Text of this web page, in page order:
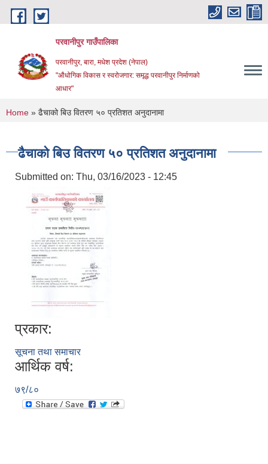
Skip to main content
परवानीपुर गाउँपालिका
परवानीपुर, बारा, मधेश प्रदेश (नेपाल)
"औधोगिक विकास र स्वरोजगार: समृद्ध परवानीपुर निर्माणको
आधार"
You are here
Home » ढैचाको बिउ वितरण ५० प्रतिशत अनुदानामा
ढैचाको बिउ वितरण ५० प्रतिशत अनुदानामा
Submitted on: Thu, 03/16/2023 - 12:45
प्रकार:
सूचना तथा समाचार
आर्थिक वर्ष:
७९/८०